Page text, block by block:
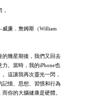
廉．詹姆斯（William
幾星期後，我們又回去
力。當時，我的iPhone也
這讓我再次靈光一閃，
記憶、思想、習慣和行為
你的大腦健康是硬體。